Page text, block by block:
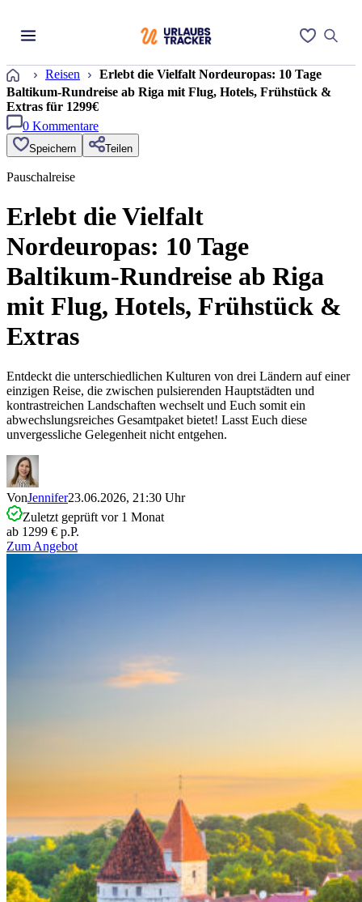
Startseite
Reisen
Erlebt die Vielfalt Nordeuropas: 10 Tage
Baltikum-Rundreise ab Riga mit Flug, Hotels, Frühstück &
Extras für 1299€
0 Kommentare
Speichern Teilen
Pauschalreise
Erlebt die Vielfalt
Nordeuropas: 10 Tage
Baltikum-Rundreise ab Riga
mit Flug, Hotels, Frühstück &
Extras
Entdeckt die unterschiedlichen Kulturen von drei Ländern auf einer
einzigen Reise, die zwischen pulsierenden Hauptstädten und
kontrastreichen Landschaften wechselt und Euch somit ein
abwechslungsreiches Gesamtpaket bietet! Lasst Euch diese
unvergessliche Gelegenheit nicht entgehen.
VonJennifer23.06.2026, 21:30 Uhr
Zuletzt geprüft vor 1 Monat
ab 1299 € p.P.
Zum Angebot